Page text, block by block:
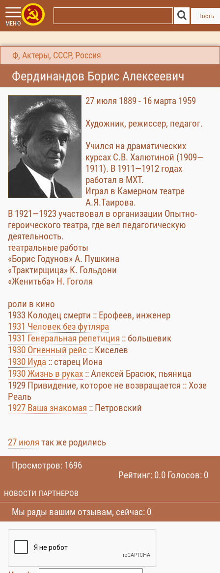
МЕНЮ
Гость
Ф, Актеры, СССР, Россия
Фердинандов Борис Алексеевич
27 июля 1889 - 16 марта 1959
Художник, режиссер, педагог.
Учился на драматических
курсах С.В. Халютиной (1909—
1911). В 1911—1912 годах
работал в МХТ.
Играл в Камерном театре
А.Я.Таирова.
В 1921—1923 участвовал в организации Опытно-
героического театра, где вел педагогическую
деятельность.
театральные работы
«Борис Годунов» А. Пушкина
«Трактирщица» К. Гольдони
«Женитьба» Н. Гоголя
роли в кино
1933 Колодец смерти :: Ерофеев, инженер
1931 Человек без футляра
1931 Генеральная репетиция :: большевик
1930 Огненный рейс :: Киселев
1930 Иуда :: старец Иона
1930 Жизнь в руках :: Алексей Брасюк, пьяница
1929 Привидение, которое не возвращается :: Хозе
Реаль
1927 Ваша знакомая :: Петровский
27 июля так же родились
Просмотров: 1696
Рейтинг: 0.0 Голосов: 0
НОВОСТИ ПАРТНЕРОВ
Мы рады вашим отзывам, сейчас: 0